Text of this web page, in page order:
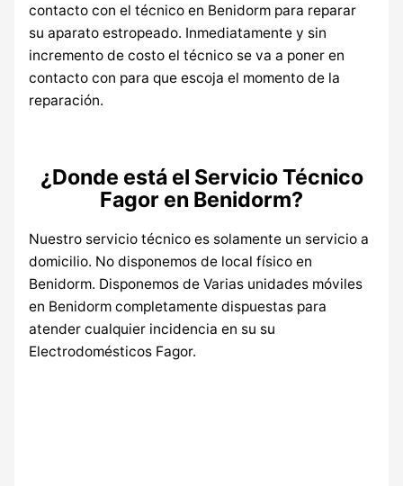
contacto con el técnico en Benidorm para reparar
su aparato estropeado. Inmediatamente y sin
incremento de costo el técnico se va a poner en
contacto con para que escoja el momento de la
reparación.
¿Donde está el Servicio Técnico
Fagor en Benidorm?
Nuestro servicio técnico es solamente un servicio a
domicilio. No disponemos de local físico en
Benidorm. Disponemos de Varias unidades móviles
en Benidorm completamente dispuestas para
atender cualquier incidencia en su su
Electrodomésticos Fagor.